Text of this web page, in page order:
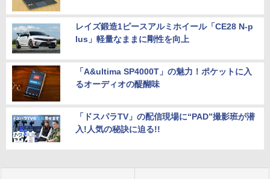
レイズ鍛造1ピースアルミホイール「CE28 N-p
lus」軽量なままに剛性を向上
「A&ultima SP4000T」の魅力！ポケットに入
るオーディオの醍醐味
「ドスパラTV」の配信現場に“PAD”撮影班が潜
入!人気の秘訣に迫る!!